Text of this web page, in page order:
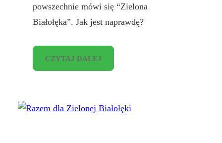
powszechnie mówi się “Zielona
Białołęka”. Jak jest naprawdę?
CZYTAJ DALEJ